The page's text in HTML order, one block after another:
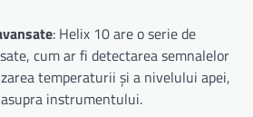
: Helix 10 are o serie de
cum ar fi detectarea semnalelor
temperaturii și a nivelului apei,
instrumentului.